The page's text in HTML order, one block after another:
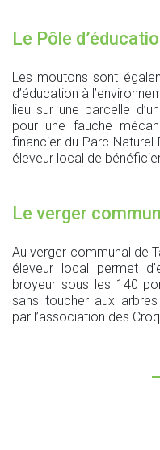
Le Pôle
Les moutons sont
d’éducation à
lieu sur une parcelle
pour une fauche
financier du Parc Naturel
éleveur local de
Le verger
Au verger communal de
éleveur local permet
broyeur sous les 140
sans toucher aux
par l’association des